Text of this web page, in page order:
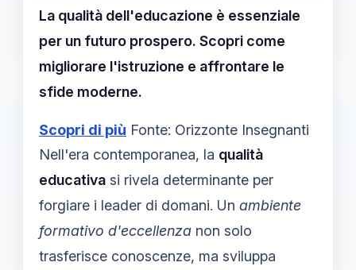
La qualità dell'educazione è essenziale
per un futuro prospero. Scopri come
migliorare l'istruzione e affrontare le
sfide moderne.
Scopri di più Fonte: Orizzonte Insegnanti
Nell'era contemporanea, la qualità
educativa si rivela determinante per
forgiare i leader di domani. Un ambiente
formativo d'eccellenza non solo
trasferisce conoscenze, ma sviluppa